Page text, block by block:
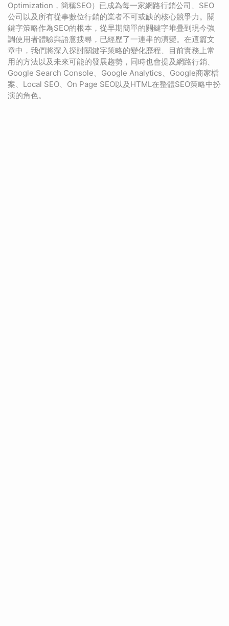
Optimization，簡稱SEO）已成為每一家網路行銷公司、SEO
公司以及所有從事數位行銷的業者不可或缺的核心競爭力。關
鍵字策略作為SEO的根本，從早期簡單的關鍵字堆疊到現今強
調使用者體驗與語意搜尋，已經歷了一連串的演變。在這篇文
章中，我們將深入探討關鍵字策略的變化歷程、目前實務上常
用的方法以及未來可能的發展趨勢，同時也會提及網路行銷、
Google Search Console、Google Analytics、Google商家檔
案、Local SEO、On Page SEO以及HTML在整體SEO策略中扮
演的角色。